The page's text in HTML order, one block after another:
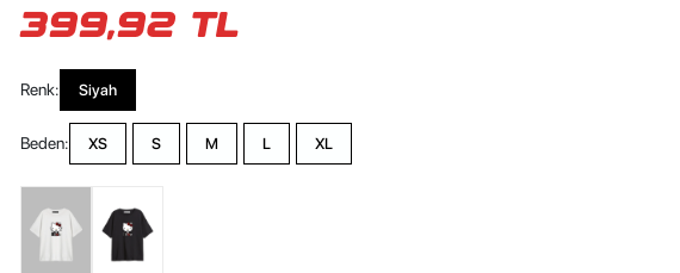
399,92 TL
Renk: Siyah
Beden: XS S M L XL